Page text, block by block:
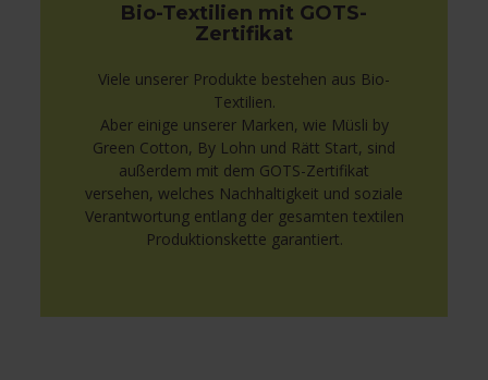
Bio-Textilien mit GOTS-
Zertifikat
Viele unserer Produkte bestehen aus Bio-
Textilien.
Aber einige unserer Marken, wie Müsli by
Green Cotton, By Lohn und Rätt Start, sind
außerdem mit dem GOTS-Zertifikat
versehen, welches Nachhaltigkeit und soziale
Verantwortung entlang der gesamten textilen
Produktionskette garantiert.